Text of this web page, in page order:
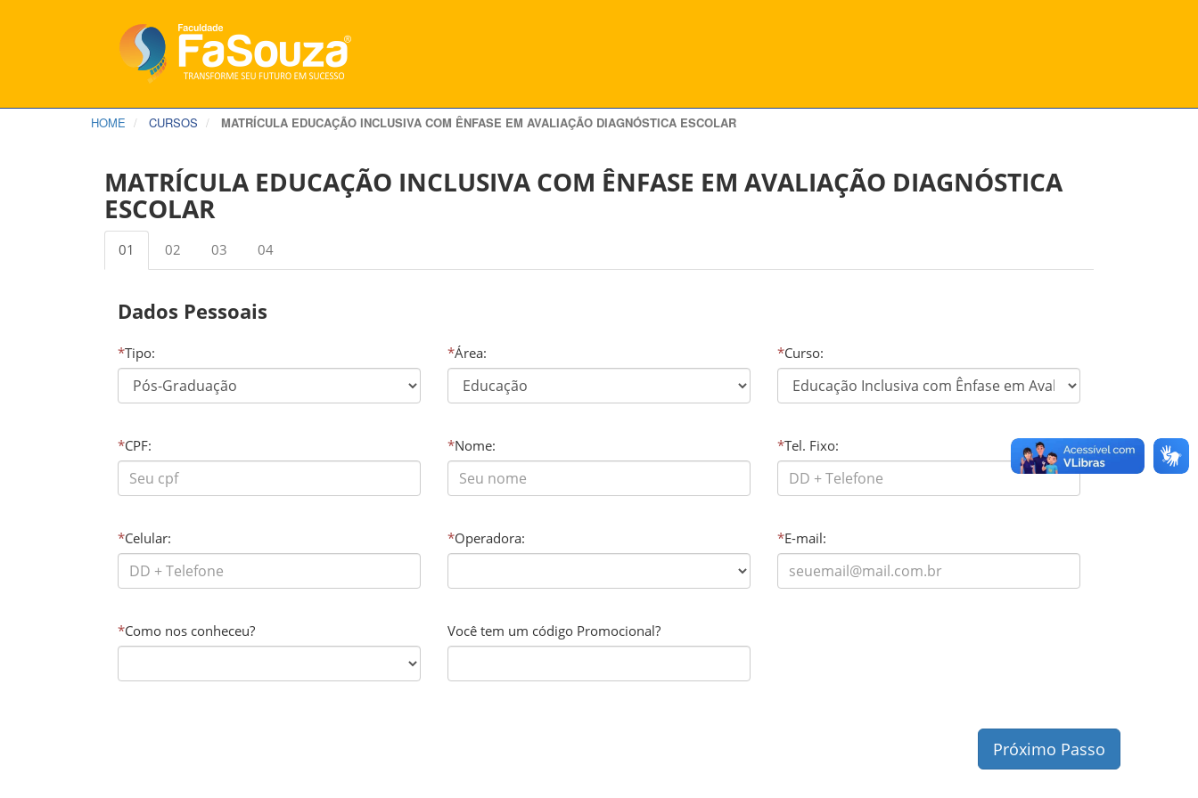
HOME CURSOS MATRÍCULA EDUCAÇÃO INCLUSIVA COM ÊNFASE EM AVALIAÇÃO DIAGNÓSTICA ESCOLAR
MATRÍCULA EDUCAÇÃO INCLUSIVA COM ÊNFASE EM AVALIAÇÃO DIAGNÓSTICA
ESCOLAR
01 02 03 04
Dados Pessoais
*Tipo: *Área: *Curso:
*CPF: *Nome: *Tel. Fixo:
*Celular: *Operadora: *E-mail:
*Como nos conheceu? Você tem um código Promocional?
Próximo Passo